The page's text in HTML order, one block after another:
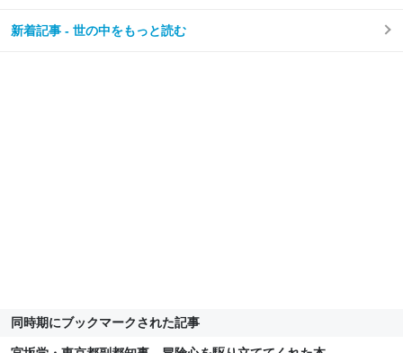
新着記事 - 世の中をもっと読む
同時期にブックマークされた記事